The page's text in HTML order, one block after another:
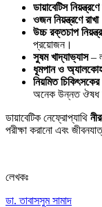
ডায়াবেটিস নিয়ন্ত্রণে
ওজন নিয়ন্ত্রণে
উচ্চ রক্তচাপ
প্রয়োজন।
সুষম খাদ্যাভ্যাস–
ধূমপান ও
নিয়মিত চিকিৎসকের
অনেক উন্নত ঔষধ
ডায়াবেটিক নেফ্রোপ্যাথি
পরীক্ষা করানো এবং
লেখকঃ
ডা. তাবাসসুম সামাদ